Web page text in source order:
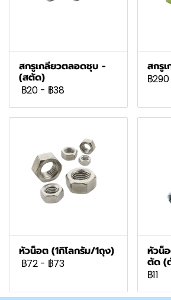
สกรูเกลียวตลอดชุบ -
(สตัด)
฿20 - ฿38
สกรู
฿290
หัวน็อต (1กิโลกรัม/1ถุง)
฿72 - ฿73
หัวน็
ตัด (
฿11